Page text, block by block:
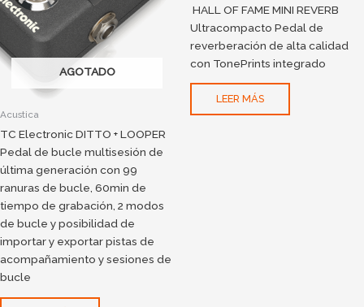
AGOTADO
Acustica
TC Electronic DITTO + LOOPER
Pedal de bucle multisesión de
última generación con 99
ranuras de bucle, 60min de
tiempo de grabación, 2 modos
de bucle y posibilidad de
importar y exportar pistas de
acompañamiento y sesiones de
bucle
HALL OF FAME MINI REVERB
Ultracompacto Pedal de
reverberación de alta calidad
con TonePrints integrado
LEER MÁS